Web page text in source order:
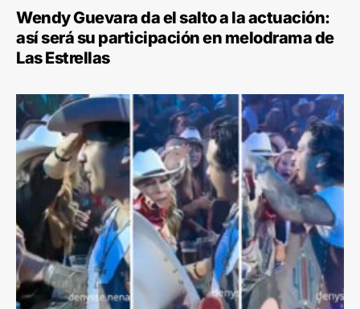
Wendy Guevara da el salto a la actuación:
así será su participación en melodrama de
Las Estrellas